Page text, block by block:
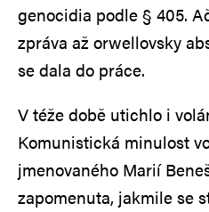
genocidia podle § 405.
zpráva až orwellovsky
se dala do práce.
V téže době utichlo i
Komunistická minulost
jmenovaného Marií
zapomenuta, jakmile se